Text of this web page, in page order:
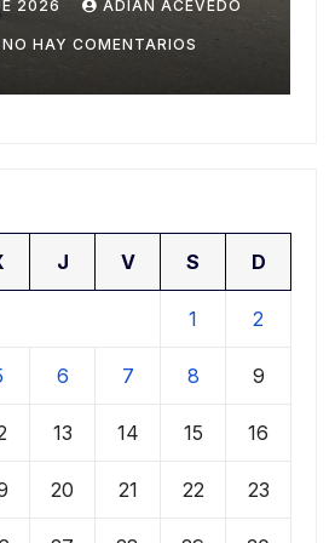
2026 ADIAN ACEVEDO
NO HAY COMENTARIOS
J V S D
1 2
6 7 8 9
13 14 15 16
20 21 22 23